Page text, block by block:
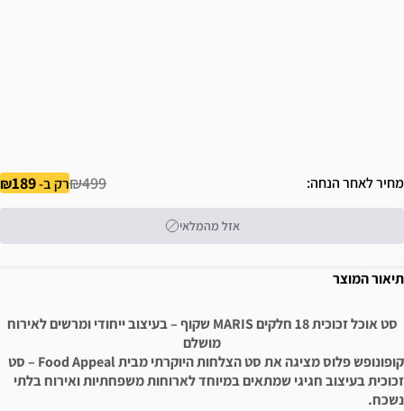
מחיר לאחר הנחה ₪499רק ב-189
אזל מהמלאי
תיאור המוצר
סט אוכל זכוכית 18 חלקים MARIS שקוף – בעיצוב ייחודי ומרשים לאירוח
מושלם
קופונופש פלוס מציגה את סט הצלחות היוקרתי מבית Food Appeal – סט
זכוכית בעיצוב חגיגי שמתאים במיוחד לארוחות משפחתיות ואירוח בלתי
נשכח.